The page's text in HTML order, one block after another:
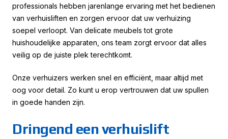
professionals hebben jarenlange ervaring met het bedienen
van verhuisliften en zorgen ervoor dat uw verhuizing
soepel verloopt. Van delicate meubels tot grote
huishoudelijke apparaten, ons team zorgt ervoor dat alles
veilig op de juiste plek terechtkomt.
Onze verhuizers werken snel en efficiënt, maar altijd met
oog voor detail. Zo kunt u erop vertrouwen dat uw spullen
in goede handen zijn.
Dringend een verhuislift